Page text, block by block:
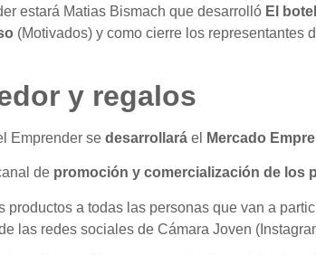
estará Matias Bismach que desarrolló El
(Motivados) y como cierre los representantes
y regalos
Emprender se desarrollará el Mercado
de promoción y comercialización de los
productos a todas las personas que van a
las redes sociales de Cámara Joven